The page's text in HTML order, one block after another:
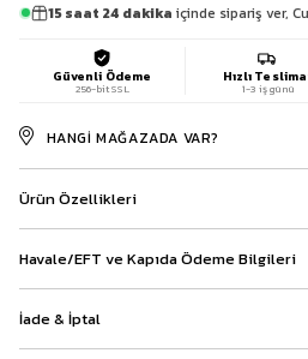
15 saat 24 dakika içinde sipariş ver,
Güvenli Ödeme
256-bit SSL
Hızlı
1-3 iş günü
HANGI MAĞAZADA VAR?
Ürün Özellikleri
Havale/EFT ve Kapıda Ödeme Bilgileri
İade & İptal